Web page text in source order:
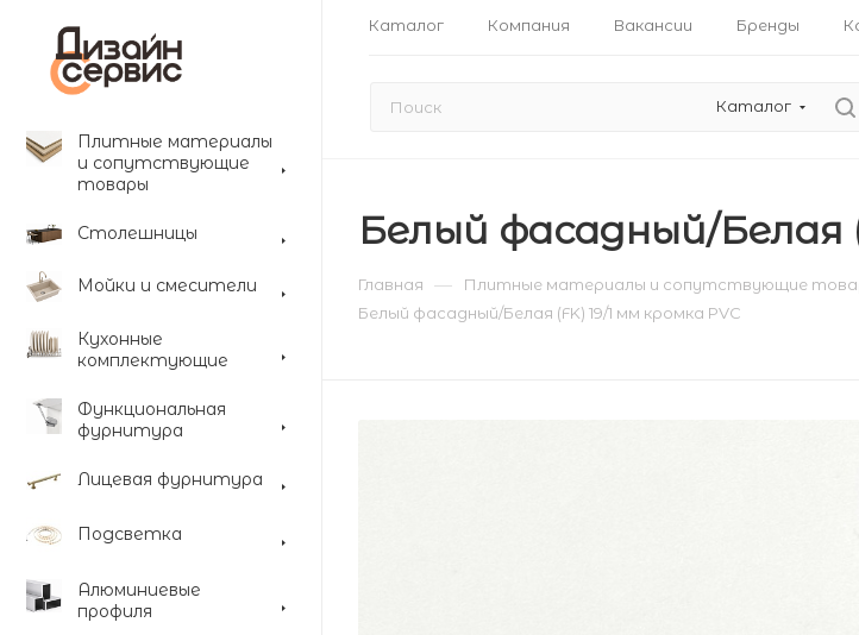
Каталог Компания Вакансии Бренды
Каталог
Плитные материалы
и сопутствующие
товары
Столешницы
Мойки и смесители
Кухонные
комплектующие
Функциональная
фурнитура
Лицевая фурнитура
Подсветка
Алюминиевые
профиля
Белый фасадный/Белая
Главная — Плитные материалы и сопутствующие
Белый фасадный/Белая (FK) 19/1 мм кромка PVC